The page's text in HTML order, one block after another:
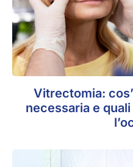
Vitrectomia:
necessaria e